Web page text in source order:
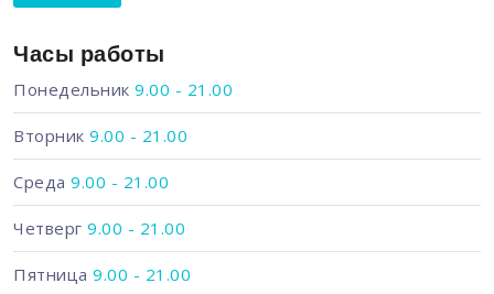
Часы работы
Понедельник 9.00 - 21.00
Вторник 9.00 - 21.00
Среда 9.00 - 21.00
Четверг 9.00 - 21.00
Пятница 9.00 - 21.00